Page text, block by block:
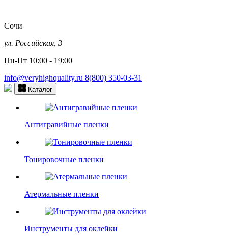
Сочи
ул. Российская, 3
Пн-Пт 10:00 - 19:00
info@veryhighquality.ru 8(800) 350-03-31
Каталог
Антигравийные пленки
Тонировочные пленки
Атермальные пленки
Инструменты для оклейки